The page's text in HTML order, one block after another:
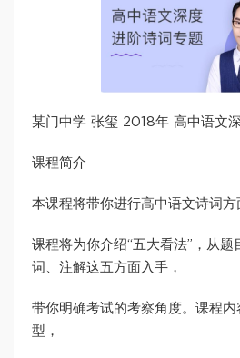
某门中学 张玺 2018年 高中语文
课程简介
本课程将带你进行高中语文诗词方
课程将为你介绍“五大看法”，从
词、注解这五方面入手，
带你明确考试的考察角度。课程
型，